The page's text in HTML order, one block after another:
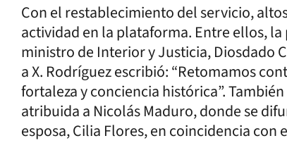
Con el restablecimiento del servicio,
actividad en la plataforma. Entre ellos,
ministro de Interior y Justicia, Diosdado
a X. Rodríguez escribió: “Retomamos
fortaleza y conciencia histórica”.
atribuida a Nicolás Maduro, donde se
esposa, Cilia Flores, en coincidencia